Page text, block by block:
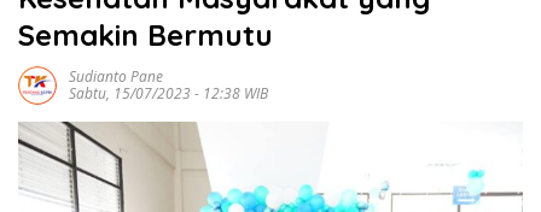
Semakin Bermutu
Sudianto Pane
Sabtu, 15/07/2023 - 12:38 WIB